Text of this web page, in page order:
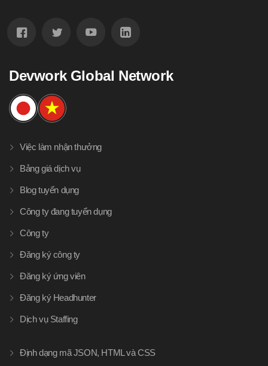
Devwork Global Network
Việc làm nhận thưởng
Bảng giá dịch vụ
Blog tuyển dụng
Công ty đang tuyển dụng
Công ty
Đăng ký công ty
Đăng ký ứng viên
Đăng ký Headhunter
Dịch vụ Staffing
Định dạng mã JSON, HTML và CSS